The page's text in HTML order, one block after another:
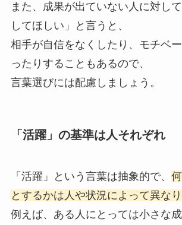
また、成果が出ていない人に対し
してほしい」と言うと、
相手が自信をなくしたり、モチベ
ったりすることもあるので、
言葉選びには配慮しましょう。
「活躍」の基準は人それぞれ
「活躍」という言葉は抽象的で、
とするかは人や状況によって異な
例えば、ある人にとっては小さな